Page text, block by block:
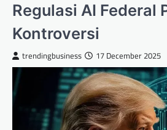
Regulasi AI Federal
Kontroversi
trendingbusiness 17 December 2025